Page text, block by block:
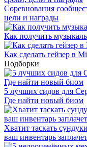
Соревнования
цели и награды
Как получить
Как сделать гейзер в
Подборки
5 лучших сидов для
Где найти новый биом
Хватит таскать
ваш инвентарь